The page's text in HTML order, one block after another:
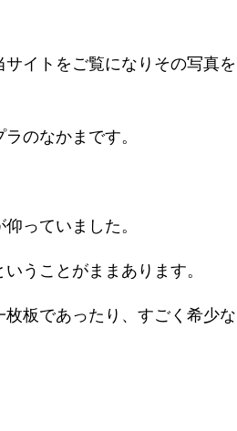
イトをご覧になりその写真を
のなかまです。
っていました。
うことがままあります。
板であったり、すごく希少な